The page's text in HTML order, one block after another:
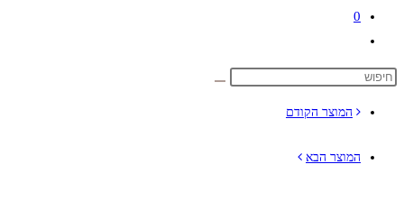
0
search
המוצר הקודם
המוצר הבא